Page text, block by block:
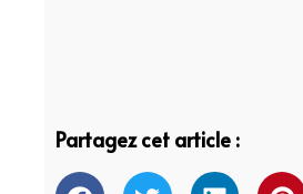
Partagez cet article :